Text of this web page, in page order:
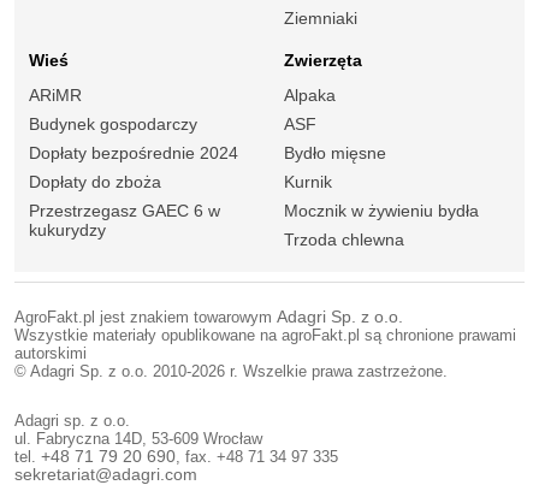
Ziemniaki
Wieś
ARiMR
Budynek gospodarczy
Dopłaty bezpośrednie 2024
Dopłaty do zboża
Przestrzegasz GAEC 6 w
kukurydzy
Zwierzęta
Alpaka
ASF
Bydło mięsne
Kurnik
Mocznik w żywieniu bydła
Trzoda chlewna
AgroFakt.pl jest znakiem towarowym Adagri Sp. z o.o.
Wszystkie materiały opublikowane na agroFakt.pl są chronione prawami
autorskimi
© Adagri Sp. z o.o. 2010-2026 r. Wszelkie prawa zastrzeżone.
Adagri sp. z o.o.
ul. Fabryczna 14D, 53-609 Wrocław
tel. +48 71 79 20 690 , fax. +48 71 34 97 335
sekretariat@adagri.com